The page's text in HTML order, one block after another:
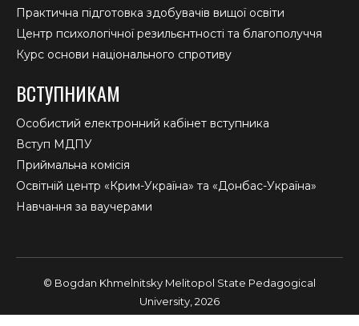
Практична підготовка здобувачів вищої освіти
Центр психологічної резильєнтності та благополуччя
Курс основи національного спротиву
ВСТУПНИКАМ
Особистий електронний кабінет вступника
Вступ МДПУ
Приймальна комісія
Освітній центр «Крим-Україна» та «Донбас-Україна»
Навчання за ваучерами
© Bogdan Khmelnitsky Melitopol State Pedagogical
University, 2026